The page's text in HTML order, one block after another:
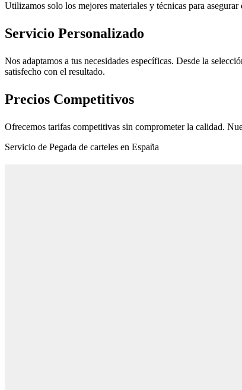
Utilizamos solo los mejores materiales y técnicas para
Servicio Personalizado
Nos adaptamos a tus necesidades específicas. Desde la
satisfecho con el resultado.
Precios Competitivos
Ofrecemos tarifas competitivas sin comprometer la calidad.
Servicio de Pegada de carteles en España